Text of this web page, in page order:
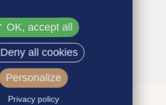
OK, accept all
Deny all cookies
Personalize
Privacy policy